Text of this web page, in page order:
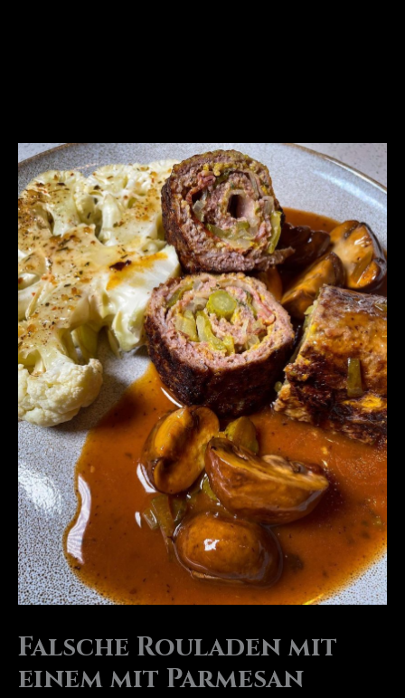
Falsche Rouladen mit
einem mit Parmesan